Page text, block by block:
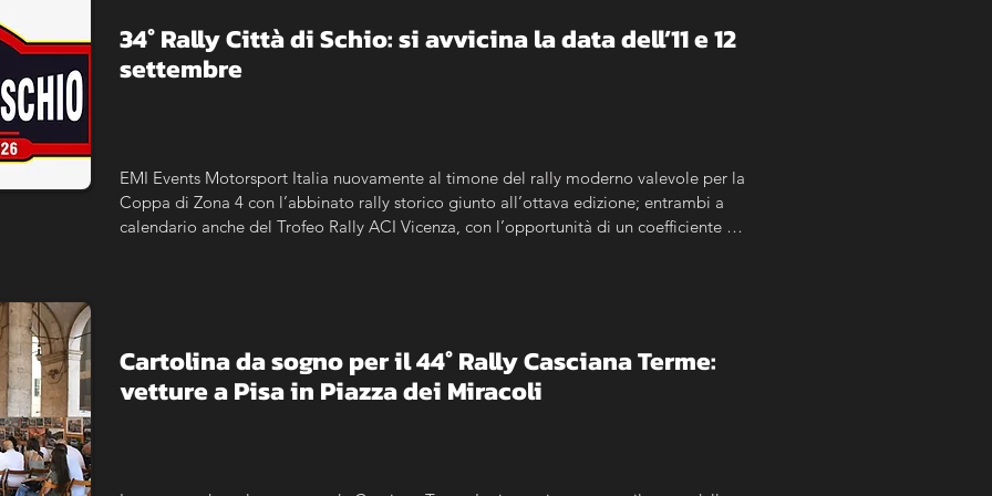
​34° Rally Città di Schio: si avvicina la data dell’11 e 12
settembre
EMI Events Motorsport Italia nuovamente al timone del rally moderno valevole per la
Coppa di Zona 4 con l’abbinato rally storico giunto all’ottava edizione; entrambi a
calendario anche del Trofeo Rally ACI Vicenza, con l’opportunità di un coefficiente
Cartolina da sogno per il 44° Rally Casciana Terme:
vetture a Pisa in Piazza dei Miracoli